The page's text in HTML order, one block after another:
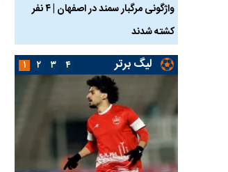
واژگونی مرگبار سمند در اصفهان | ۴ نفر
کشته شدند
لیگ برتر ۱ ۲ ۳ ۴